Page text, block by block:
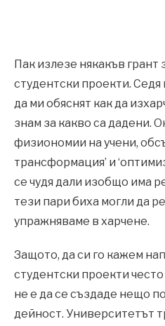
Пак излезе някакъв грант
студентски проекти. Седя
да ми обяснят как да
знам за какво са дадени.
физиономии на учени,
трансформация’ и
се чудя дали изобщо има
тези пари биха могли да
упражняваме в харчене.
Защото, да си го кажем
студентски проекти
не е да се създаде нещо
дейност. Университетът